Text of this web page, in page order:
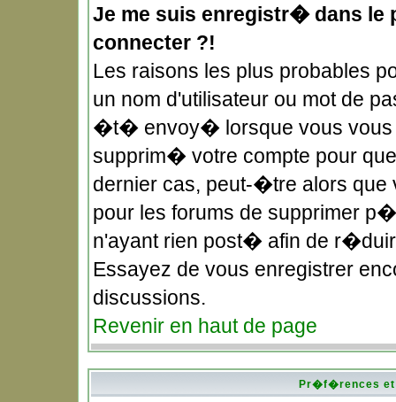
Je me suis enregistr� dans le
connecter ?!
Les raisons les plus probables
un nom d'utilisateur ou mot de
�t� envoy� lorsque vous vous
supprim� votre compte pour
dernier cas, peut-�tre alors
pour les forums de supprimer
n'ayant rien post� afin de
Essayez de vous enregistrer
discussions.
Revenir en haut de page
Pr�f�rences